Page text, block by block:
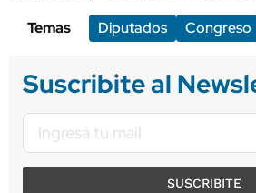
Temas
Diputados Congreso
Suscribite al
SUSCRIBITE